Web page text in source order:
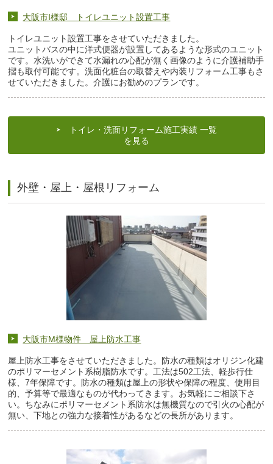
大阪市I様邸 トイレユニット設置工事
トイレユニット設置工事をさせていただきました。
ユニットバスの中に洋式便器が設置してあるような形式のユニット
です。水洗いができて水漏れの心配が無く画像のように介護補助手
摺も取付可能です。洗面化粧台の取替えや内装リフォーム工事もさ
せていただきました。介護にお勧めのプランです。
トイレ・洗面リフォーム施工実績 一覧
を見る
外壁・屋上・屋根リフォーム
大阪市M様物件 屋上防水工事
屋上防水工事をさせていただきました。防水の種類はオリジン化建
のポリマーセメント系樹脂防水です。工法は502工法、軽歩行仕
様、7年保障です。防水の種類は屋上の形状や保障の程度、使用目
的、予算等で最適なものが代わってきます。お気軽にご相談下さ
い。ちなみにポリマーセメント系防水は無機質なので引火の心配が
無い、下地との強力な接着性があるなどの長所があります。